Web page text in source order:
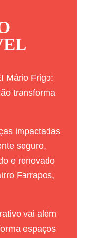
Mário Frigo:
transforma
impactadas
seguro,
e renovado
Farrapos,
vai além
espaços